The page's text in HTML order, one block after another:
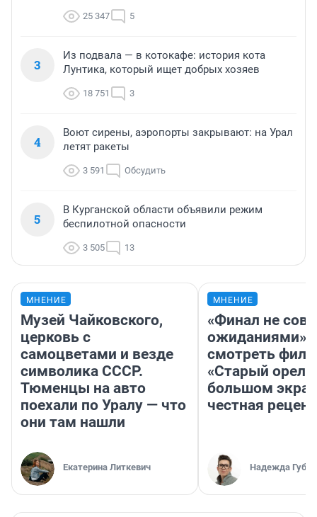
25 347 5
3
Из подвала — в котокафе: история кота
Лунтика, который ищет добрых хозяев
18 751 3
4
Воют сирены, аэропорты закрывают: на Урал
летят ракеты
3 591 Обсудить
5
В Курганской области объявили режим
беспилотной опасности
3 505 13
МНЕНИЕ
Музей Чайковского,
церковь с
самоцветами и везде
символика СССР.
Тюменцы на авто
поехали по Уралу — что
они там нашли
Екатерина Литкевич
МНЕНИЕ
«Финал не
ожиданиями»:
смотреть
«Старый орел»
большом
честная
Надежда